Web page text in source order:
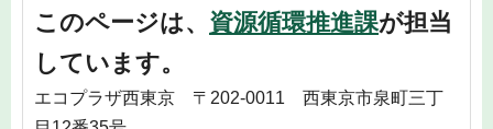
このページは、 資源循環推進課が担当
しています。
エコプラザ西東京 〒202-0011 西東京市泉町三丁